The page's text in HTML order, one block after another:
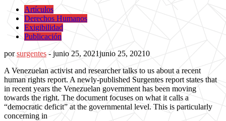
Artículos
Derechos Humanos
Exigibilidad
Publicación
porsurgentes - junio 25, 2021junio 25, 20210
A Venezuelan activist and researcher talks to us about a recent
human rights report. A newly-published Surgentes report states that
in recent years the Venezuelan government has been moving
towards the right. The document focuses on what it calls a
“democratic deficit” at the governmental level. This is particularly
concerning in